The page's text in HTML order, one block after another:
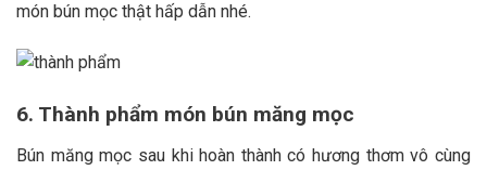
món bún mọc thật hấp dẫn nhé.
6. Thành phẩm món bún măng mọc
Bún măng mọc sau khi hoàn thành có hương thơm vô cùng